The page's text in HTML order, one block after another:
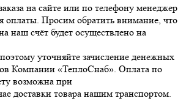
на сайте или по телефону менеджер
оплаты. Просим обратить внимание, что
наш счёт будет осуществлено на
уточняйте зачисление денежных
Компании «ТеплоСнаб». Оплата по
возможна при
доставки товара нашим транспортом.